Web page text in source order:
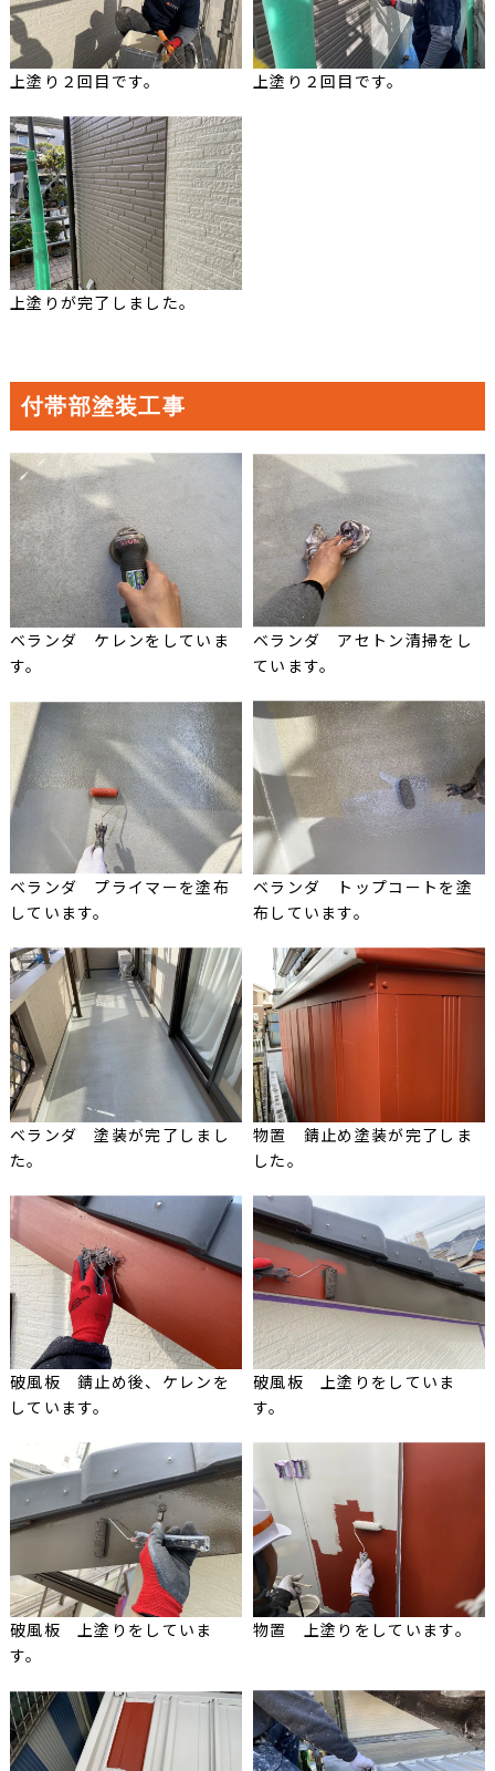
上塗り２回目です。 上塗り２回目です。
上塗りが完了しました。
付帯部塗装工事
ベランダ ケレンをしていま
す。
ベランダ アセトン清掃をし
ています。
ベランダ プライマーを塗布
しています。
ベランダ トップコートを塗
布しています。
ベランダ 塗装が完了しまし
た。
物置 錆止め塗装が完了しま
した。
破風板 錆止め後、ケレンを
しています。
破風板 上塗りをしていま
す。
破風板 上塗りをしていま
す。
物置 上塗りをしています。